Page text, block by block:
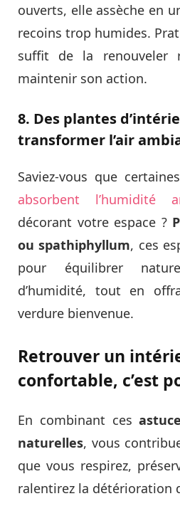
ouverts, elle assèche en
recoins trop humides.
suffit de la renouveler
maintenir son action.
8. Des plantes
transformer l’air
Saviez-vous que certaines
absorbent l’humidité
décorant votre espace ?
ou spathiphyllum, ces
pour équilibrer
d’humidité, tout en
verdure bienvenue.
Retrouver un
confortable, c’est
En combinant ces
naturelles, vous
que vous respirez,
ralentirez la détérioration